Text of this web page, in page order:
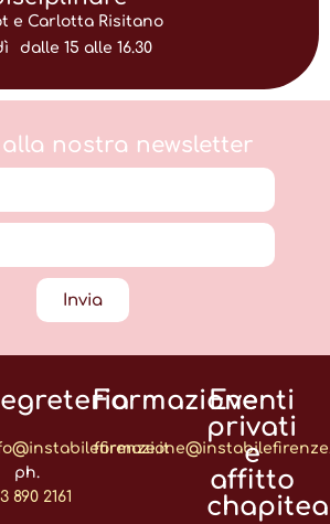
e Carlotta Risitano
dalle 15 alle 16.30
alla nostra newsletter
Invia
ph.
890 2161
Formazione
Eventi
privati
e
affitto